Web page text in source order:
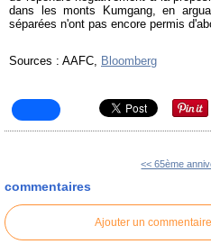
dans les monts Kumgang, en
séparées n'ont pas encore permis
Sources : AAFC, Bloomberg
<< 65ème
commentaires
Ajouter un commentaire